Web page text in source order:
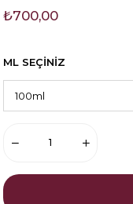
₺700,00
ML SEÇİNİZ